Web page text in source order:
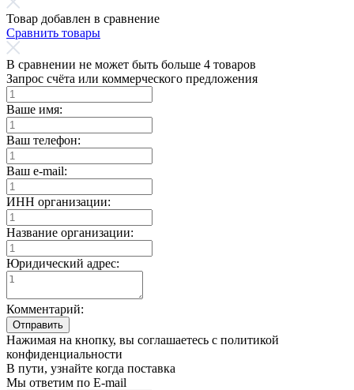
Товар добавлен в сравнение
Сравнить товары
В сравнении не может быть больше 4 товаров
Запрос счёта или коммерческого предложения
Ваше имя:
Ваш телефон:
Ваш e-mail:
ИНН организации:
Название организации:
Юридический адрес:
Комментарий:
Отправить
Нажимая на кнопку, вы соглашаетесь с политикой
конфиденциальности
В пути, узнайте когда поставка
Мы ответим по E-mail